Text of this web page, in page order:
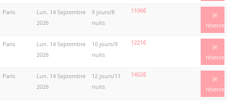
Paris
Lun. 14 Septembre
2026
9 jours/8
nuits
1106€
Je
réserve
Paris
Lun. 14 Septembre
2026
10 jours/9
nuits
1221€
Je
réserve
Paris
Lun. 14 Septembre
2026
12 jours/11
nuits
1452€
Je
réserve